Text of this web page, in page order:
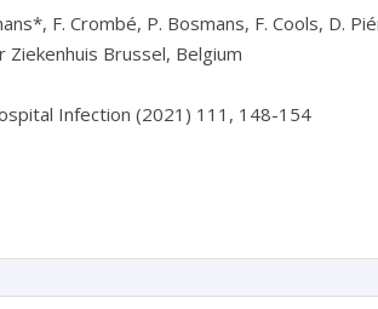
F. Crombé, P. Bosmans, F. Cools, D.
Brussel, Belgium
Infection (2021) 111, 148-154